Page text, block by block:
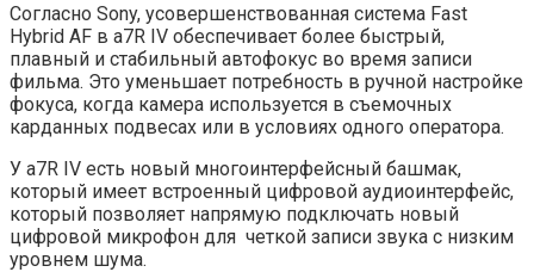
Согласно Sony, усовершенствованная система Fast
Hybrid AF в a7R IV обеспечивает более быстрый,
плавный и стабильный автофокус во время записи
фильма. Это уменьшает потребность в ручной настройке
фокуса, когда камера используется в съемочных
карданных подвесах или в условиях одного оператора.
У a7R IV есть новый многоинтерфейсный башмак,
который имеет встроенный цифровой аудиоинтерфейс,
который позволяет напрямую подключать новый
цифровой микрофон для четкой записи звука с низким
уровнем шума.